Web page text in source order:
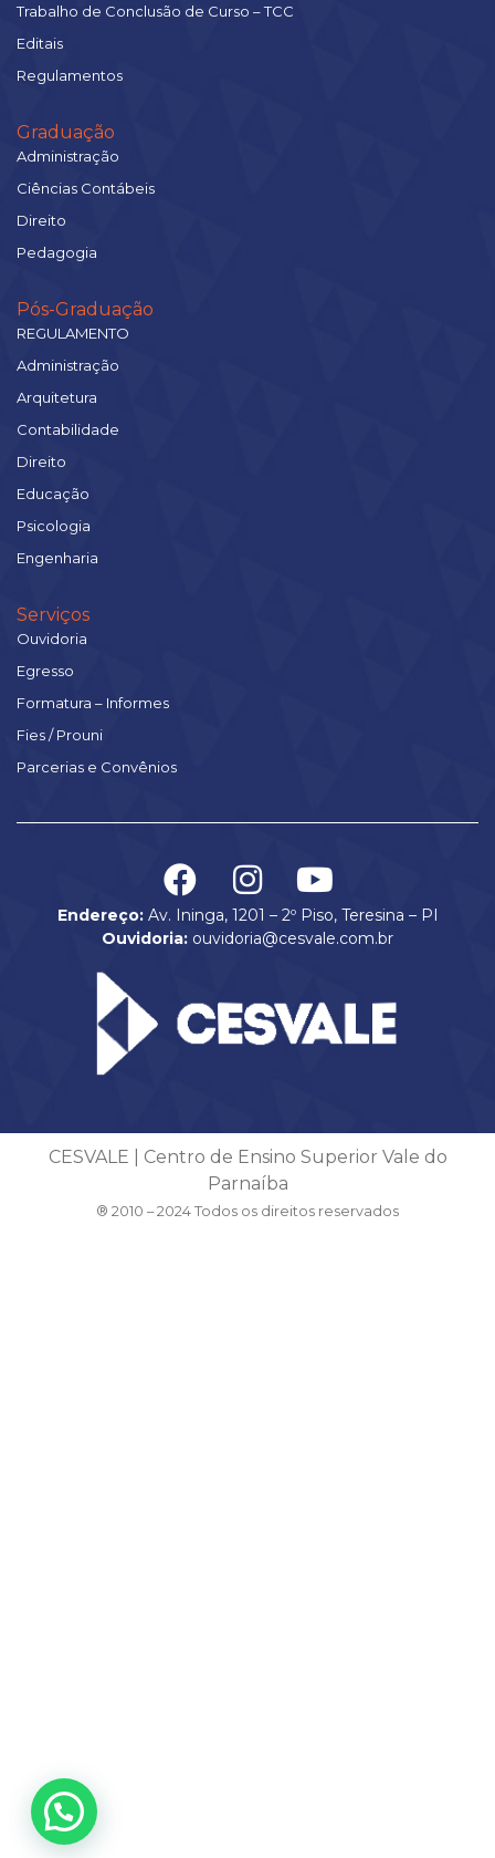
Trabalho de Conclusão de Curso – TCC
Editais
Regulamentos
Graduação
Administração
Ciências Contábeis
Direito
Pedagogia
Pós-Graduação
REGULAMENTO
Administração
Arquitetura
Contabilidade
Direito
Educação
Psicologia
Engenharia
Serviços
Ouvidoria
Egresso
Formatura – Informes
Fies / Prouni
Parcerias e Convênios
Endereço:Av. Ininga, 1201 – 2º Piso, Teresina – PI
Ouvidoria: ouvidoria@cesvale.com.br
CESVALE | Centro de Ensino Superior Vale do
Parnaíba
® 2010 – 2024 Todos os direitos reservados